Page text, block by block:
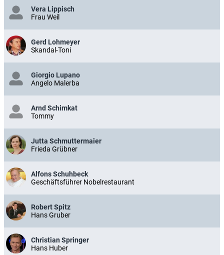
Vera Lippisch
Frau Weil
Gerd Lohmeyer
Skandal-Toni
Giorgio Lupano
Angelo Malerba
Arnd Schimkat
Tommy
Jutta Schmuttermaier
Frieda Grübner
Alfons Schuhbeck
Geschäftsführer Nobelrestaurant
Robert Spitz
Hans Gruber
Christian Springer
Hans Huber